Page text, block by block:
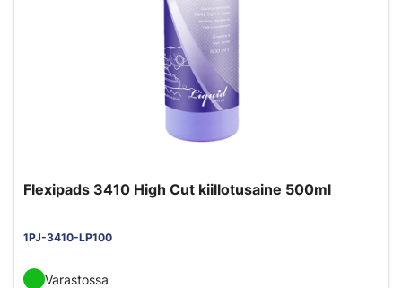
Flexipads 3410 High Cut kiillotusaine 500ml
1PJ-3410-LP100
Varastossa